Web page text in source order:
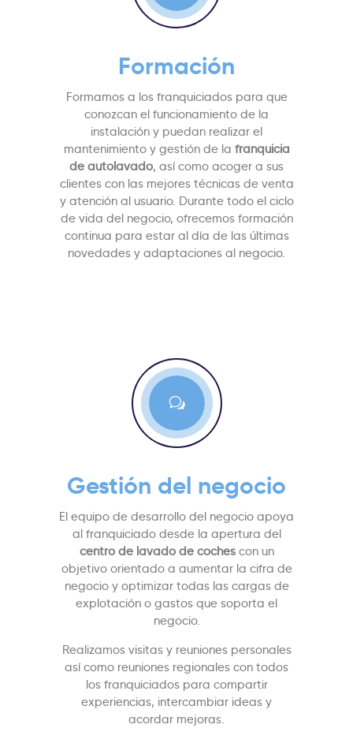
Formación
Formamos a los franquiciados para que
conozcan el funcionamiento de la
instalación y puedan realizar el
mantenimiento y gestión de la franquicia
de autolavado, así como acoger a sus
clientes con las mejores técnicas de venta
y atención al usuario. Durante todo el ciclo
de vida del negocio, ofrecemos formación
continua para estar al día de las últimas
novedades y adaptaciones al negocio.
w
Gestión del negocio
El equipo de desarrollo del negocio apoya
al franquiciado desde la apertura del
centro de lavado de cochescon un
objetivo orientado a aumentar la cifra de
negocio y optimizar todas las cargas de
explotación o gastos que soporta el
negocio.
Realizamos visitas y reuniones personales
así como reuniones regionales con todos
los franquiciados para compartir
experiencias, intercambiar ideas y
acordar mejoras.